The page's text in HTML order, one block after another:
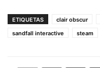
ETIQUETAS clair obscur
sandfall interactive
steam